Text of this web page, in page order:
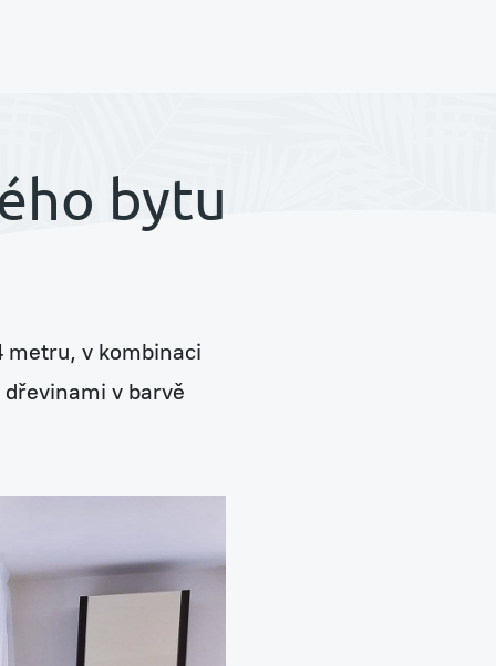
Prodej rostlin a květináčů
Péče a údržba stávajících rostlin
Neobyčejná čistička vzduchu NAAVA
Jednorázový pronájem na eventy
bytu
metru, v kombinaci
v barvě